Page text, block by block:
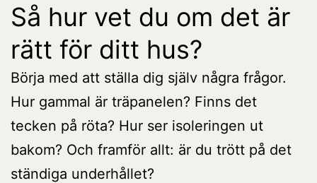
Så hur vet du om det är
rätt för ditt hus?
Börja med att ställa dig själv några frågor.
Hur gammal är träpanelen? Finns det
tecken på röta? Hur ser isoleringen ut
bakom? Och framför allt: är du trött på det
ständiga underhållet?